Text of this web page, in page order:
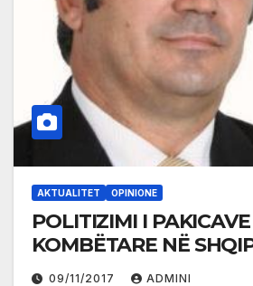
AKTUALITET OPINIONE
POLITIZIMI I PAKICAVE
KOMBËTARE NË
09/11/2017 ADMINI